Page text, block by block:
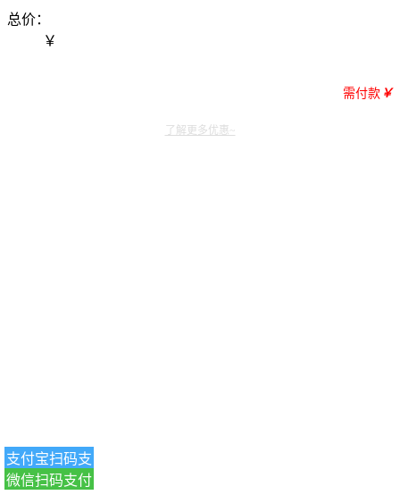
总价：
￥
需付款 ￥
支付宝扫码支
付
微信扫码支付
了解更多优惠~